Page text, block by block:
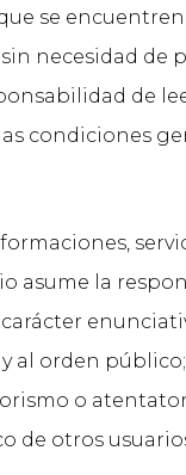
se
necesidad de
de
condiciones
asume la
al orden
o
de otros